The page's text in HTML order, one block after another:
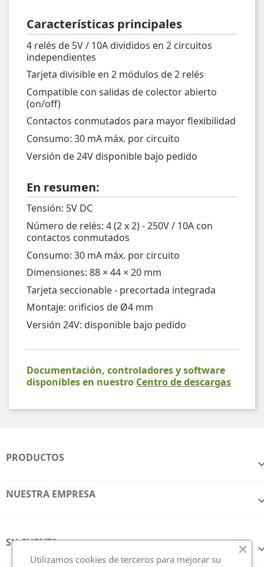
Características principales
4 relés de 5V / 10A divididos en 2 circuitos
independientes
Tarjeta divisible en 2 módulos de 2 relés
Compatible con salidas de colector abierto
(on/off)
Contactos conmutados para mayor flexibilidad
Consumo: 30 mA máx. por circuito
Versión de 24V disponible bajo pedido
En resumen:
Tensión: 5V DC
Número de relés: 4 (2 x 2) - 250V / 10A con
contactos conmutados
Consumo: 30 mA máx. por circuito
Dimensiones: 88 × 44 × 20 mm
Tarjeta seccionable - precortada integrada
Montaje: orificios de Ø4 mm
Versión 24V: disponible bajo pedido
Documentación, controladores y software
disponibles en nuestro Centro de descargas
PRODUCTOS
NUESTRA EMPRESA
SU CUENTA
Utilizamos cookies de terceros para mejorar su